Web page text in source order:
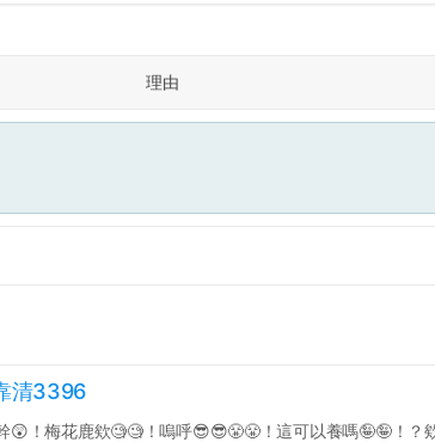
理由
清3396
😲！梅花鹿欸🧐🧐！嗚呼😎😎😤😤！這可以養嗎🤪🤪！？